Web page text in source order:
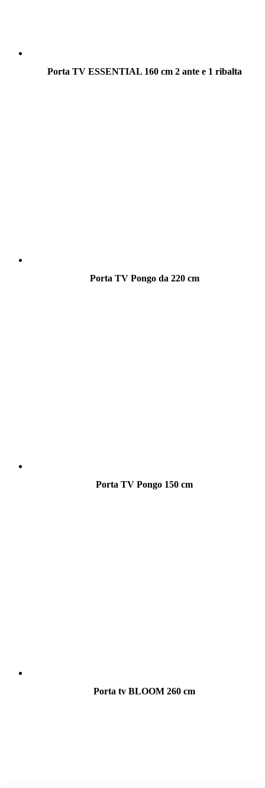
Porta TV ESSENTIAL 160 cm 2 ante e 1 ribalta
Porta TV Pongo da 220 cm
Porta TV Pongo 150 cm
Porta tv BLOOM 260 cm